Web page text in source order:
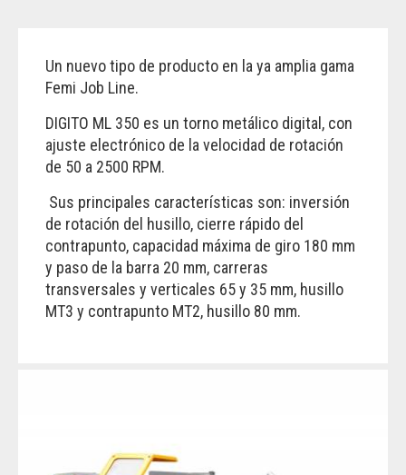
Un nuevo tipo de producto en la ya amplia gama
Femi Job Line.
DIGITO ML 350 es un torno metálico digital, con
ajuste electrónico de la velocidad de rotación
de 50 a 2500 RPM.
Sus principales características son: inversión
de rotación del husillo, cierre rápido del
contrapunto, capacidad máxima de giro 180 mm
y paso de la barra 20 mm, carreras
transversales y verticales 65 y 35 mm, husillo
MT3 y contrapunto MT2, husillo 80 mm.